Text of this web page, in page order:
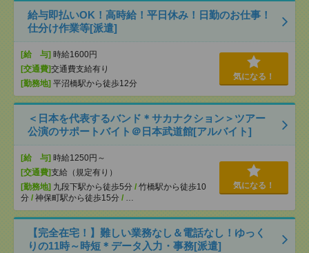
給与即払いOK！高時給！平日休み！日勤のお仕事！
仕分け作業等[派遣]
[給 与] 時給1600円
[交通費]交通費支給有り
[勤務地] 平沼橋駅から徒歩12分
気になる！
＜日本を代表するバンド＊サカナクション＞ツアー
公演のサポートバイト＠日本武道館[アルバイト]
[給 与] 時給1250円～
[交通費]支給（規定有り）
[勤務地] 九段下駅から徒歩5分 / 竹橋駅から徒歩10
分 / 神保町駅から徒歩15分 / …
気になる！
【完全在宅！】難しい業務なし＆電話なし！ゆっく
りの11時～時短＊データ入力・事務[派遣]